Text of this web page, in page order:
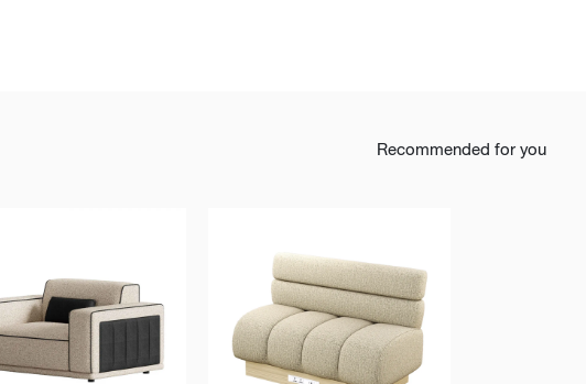
Recommended for you